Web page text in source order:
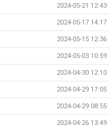
2024-05-21 12:43
2024-05-17 14:17
2024-05-15 12:36
2024-05-03 10:59
2024-04-30 12:10
2024-04-29 17:05
2024-04-29 08:55
2024-04-26 13:49